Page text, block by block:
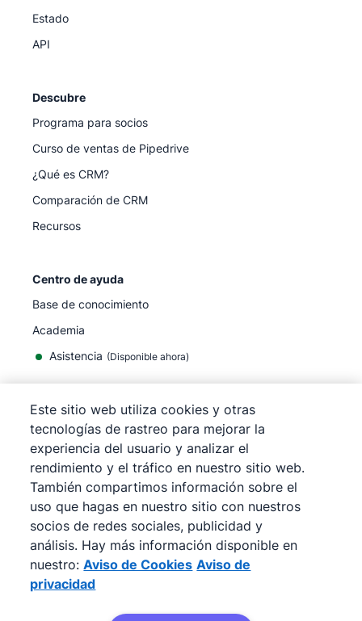
Estado
API
Descubre
Programa para socios
Curso de ventas de Pipedrive
¿Qué es CRM?
Comparación de CRM
Recursos
Centro de ayuda
Base de conocimiento
Academia
Asistencia (Disponible ahora)
©2026Pipedrive
Pipedrive
Términos de servicio
Pipedrive
Aviso de privacidad
Mapa del sitio
Aviso de Cookies
Preferencias de cookies
Pipedrive es un CRM de ventas basado en la web.
Este sitio web utiliza cookies y otras
tecnologías de rastreo para mejorar la
experiencia del usuario y analizar el
rendimiento y el tráfico en nuestro sitio web.
También compartimos información sobre el
uso que hagas en nuestro sitio con nuestros
socios de redes sociales, publicidad y
análisis. Hay más información disponible en
nuestro: Aviso de Cookies Aviso de
privacidad